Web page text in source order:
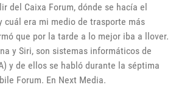
del Caixa Forum, dónde se hacía el
cuál era mi medio de trasporte más
que por la tarde a lo mejor iba a llover.
y Siri, son sistemas informáticos de
y de ellos se habló durante la séptima
Forum. En Next Media.